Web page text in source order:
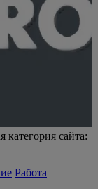
сайта:
Работа